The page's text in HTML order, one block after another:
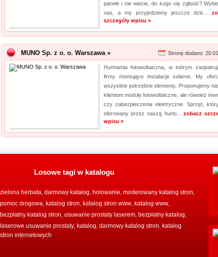
panele i nie wiecie, do kogo się zgłosić?
nas, a my przyjedziemy jeszcze dzis...
szczegóły wpisu »
MUNO Sp. z o. o. Warszawa » Stronę dodano:
Hurtownia fotowoltaiczna, w którym
firmy montujące instalacje solarne. My
wszystkie potrzebne elementy. Proponujemy
klientom moduły fotowoltaiczne, ale również
czy zabezpieczenia elektryczne. Sprzęt,
oferowany przez naszą hurto... zobacz
wpisu »
Losowe tagi w katalogu
zielona herbata darmowy katalog holowanie moderowany katalog stron
pomoc drogowa katalog stron katalog stron www katalog www
bezpłatny katalog stron usuwanie prostaty laserem bezpłatny katalog
laserowe usuwanie prostaty katalog darmowy katalog stron katalog
stron internetowych